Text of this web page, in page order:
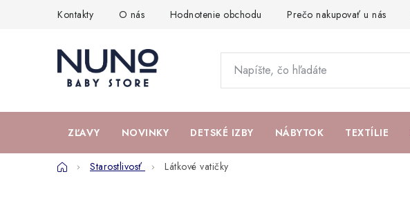
Kontakty O nás Hodnotenie obchodu Prečo nakupovať u nás
ZĽAVY NOVINKY DETSKÉ IZBY NÁBYTOK TEXTÍLIE
DomovStarostlivosť Látkové vatičky